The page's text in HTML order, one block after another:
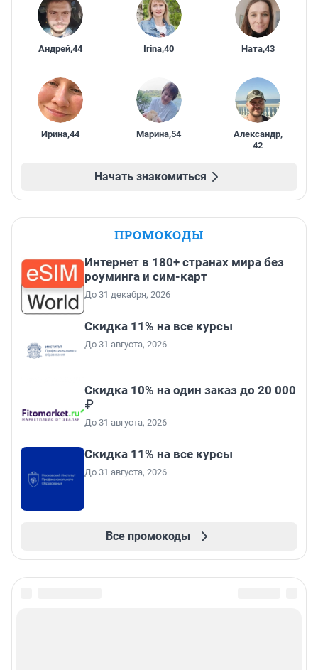
Андрей,44 Irina,40 Ната,43
Ирина,44 Марина,54 Александр,
42
Начать знакомиться
ПРОМОКОДЫ
Интернет в 180+ странах мира без
роуминга и сим-карт
До 31 декабря, 2026
Скидка 11% на все курсы
До 31 августа, 2026
Скидка 10% на один заказ до 20 000
₽
До 31 августа, 2026
Скидка 11% на все курсы
До 31 августа, 2026
Все промокоды